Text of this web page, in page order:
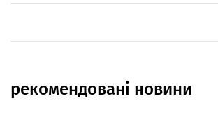
рекомендовані новини